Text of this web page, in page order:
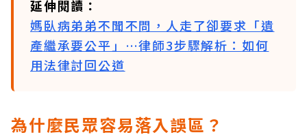
延伸閱讀：
媽臥病弟弟不聞不問，人走了卻要求「遺
產繼承要公平」…律師3步驟解析：如何
用法律討回公道​
為什麼民眾容易落入誤區？